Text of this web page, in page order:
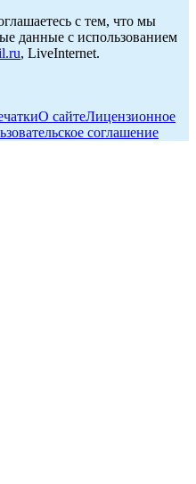
с тем, что мы
данные с использованием
, LiveInternet.
О сайтеЛицензионное
соглашение